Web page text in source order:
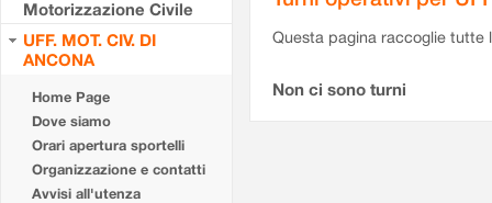
Motorizzazione Civile
UFF. MOT. CIV. DI
ANCONA
Home Page
Dove siamo
Orari apertura sportelli
Organizzazione e contatti
Avvisi all'utenza
Questa pagina raccoglie tutte
Non ci sono turni